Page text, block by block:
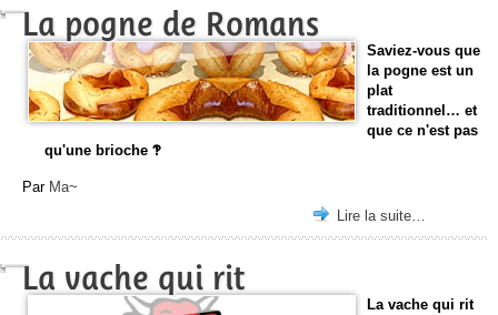
La pogne de Romans
Saviez-vous que
la pogne est un
plat
traditionnel… et
que ce n'est pas
qu'une brioche ‽
Par Ma~
Lire la suite…
La vache qui rit
La vache qui rit